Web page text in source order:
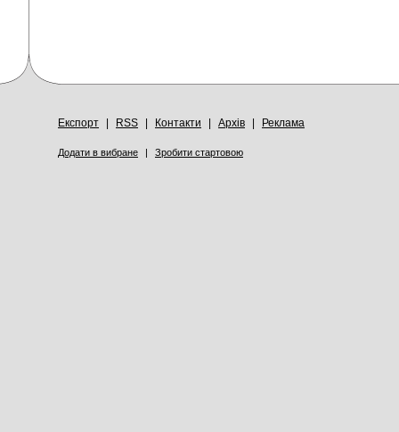
Експорт RSS Контакти Архів Реклама
Додати в вибране | Зробити стартовою